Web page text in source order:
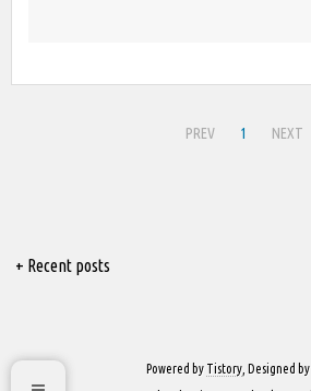
PREV 1 NEXT
+ Recent posts
Powered by Tistory , Designed by